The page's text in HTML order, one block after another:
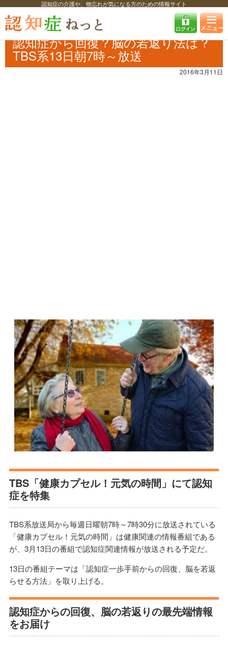
認知症の介護や、物忘れが気になる方のための情報サイト
認知症ねっと 認知症最新ニュース 予防・改善
認知症から回復？脳の
若返り法は？TBS系13日朝7時～放送
認知症から回復？脳の若返り法は？
TBS系13日朝7時～放送
2016年3月11日
TBS「健康カプセル！元気の時間」にて認知
症を特集
TBS系放送局から毎週日曜朝7時～7時30分に放送されている
「健康カプセル！元気の時間」は健康関連の情報番組である
が、3月13日の番組で認知症関連情報が放送される予定だ。
13日の番組テーマは「認知症一歩手前からの回復、脳を若返
らせる方法」を取り上げる。
認知症からの回復、脳の若返りの最先端情報
をお届け